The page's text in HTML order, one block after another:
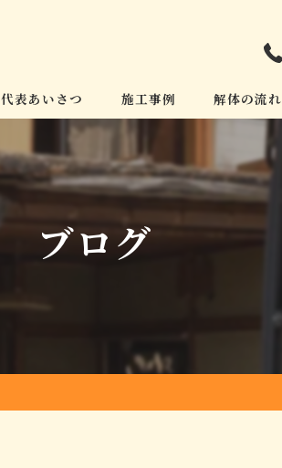
代表あいさつ 施工事例 解体の流れ
ブログ